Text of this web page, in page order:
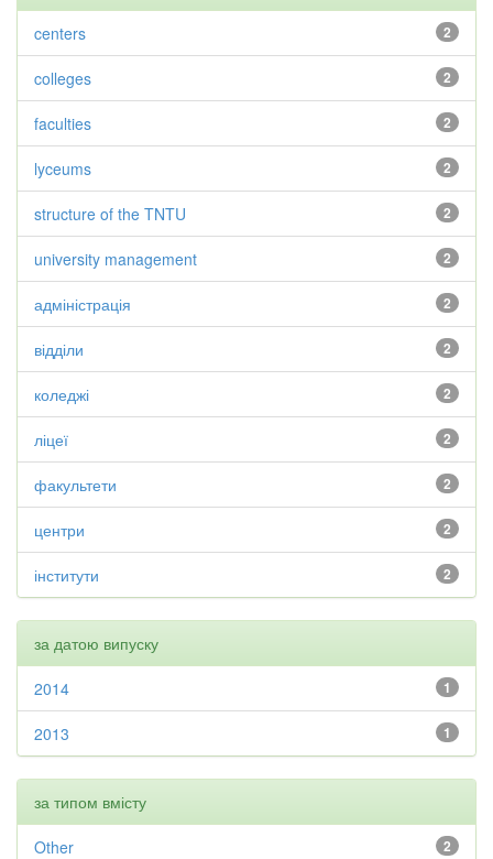
2
centers
2
colleges
2
faculties
2
lyceums
2
structure of the TNTU
2
university management
2
адміністрація
2
відділи
2
коледжі
2
ліцеї
2
факультети
2
центри
2
інститути
за датою випуску
1
2014
1
2013
за типом вмісту
2
Other